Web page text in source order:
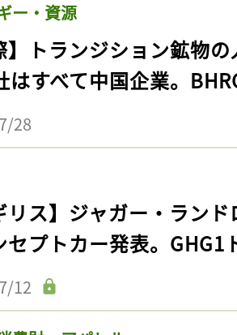
ー・資源
】トランジション鉱物
はすべて中国企業。
28
リス】ジャガー・ラン
セプトカー発表。GHG1
12